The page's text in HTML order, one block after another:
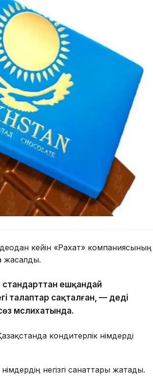
кейін «Рахат» компаниясының
жасалды.
ешқандай
талаптар сақталған, — деді
мәслихатында.
кондитерлік өнімдерді
негізгі санаттары жатады.